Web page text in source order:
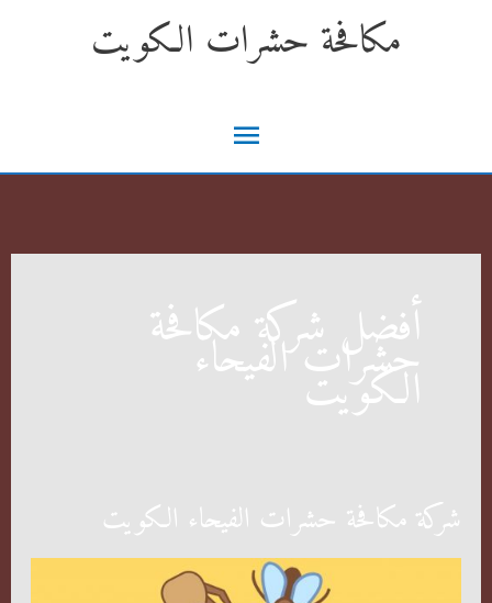
مكافحة حشرات الكويت
القائمة
الرئيسية
أفضل شركة مكافحة
حشرات الفيحاء
الكويت
شركة مكافحة حشرات الفيحاء الكويت